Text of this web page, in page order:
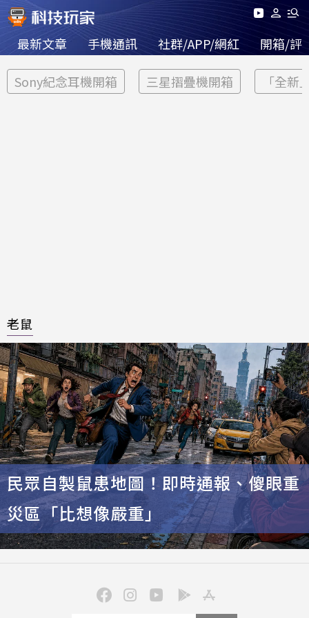
最新文章 手機通訊 社群/APP/網紅 開箱/評
Sony紀念耳機開箱 三星摺疊機開箱 「全新
老鼠
民眾自製鼠患地圖！即時通報、傻眼重
災區「比想像嚴重」